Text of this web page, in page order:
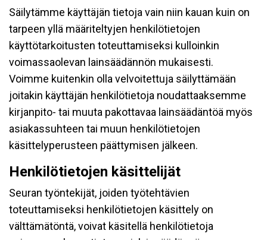
Säilytämme käyttäjän tietoja vain niin kauan kuin on
tarpeen yllä määriteltyjen henkilötietojen
käyttötarkoitusten toteuttamiseksi kulloinkin
voimassaolevan lainsäädännön mukaisesti.
Voimme kuitenkin olla velvoitettuja säilyttämään
joitakin käyttäjän henkilötietoja noudattaaksemme
kirjanpito- tai muuta pakottavaa lainsäädäntöä myös
asiakassuhteen tai muun henkilötietojen
käsittelyperusteen päättymisen jälkeen.
Henkilötietojen käsittelijät
Seuran työntekijät, joiden työtehtävien
toteuttamiseksi henkilötietojen käsittely on
välttämätöntä, voivat käsitellä henkilötietoja